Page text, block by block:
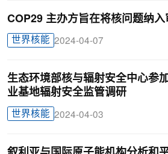
COP29 主办方旨在将核问题纳入
世界核能 2024-04-07
生态环境部核与辐射安全中心参
业基地辐射安全监管调研
世界核能 2024-04-03